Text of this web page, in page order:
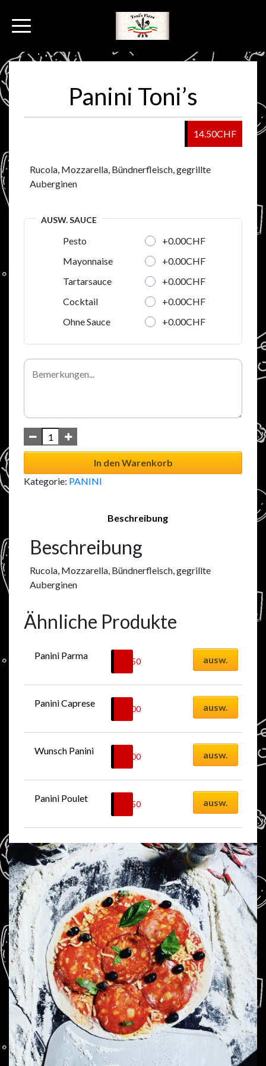
Panini Toni’s
14.50CHF
Rucola, Mozzarella, Bündnerfleisch, gegrillte
Auberginen
AUSW. SAUCE
Pesto
+0.00CHF
Mayonnaise
+0.00CHF
Tartarsauce
+0.00CHF
Cocktail
+0.00CHF
Ohne Sauce
+0.00CHF
In den Warenkorb
Kategorie: PANINI
Beschreibung
Beschreibung
Rucola, Mozzarella, Bündnerfleisch, gegrillte
Auberginen
Ähnliche Produkte
Panini Parma
14.50 ausw.
Panini Caprese
12.00 ausw.
Wunsch Panini
10.00 ausw.
Panini Poulet
14.50 ausw.